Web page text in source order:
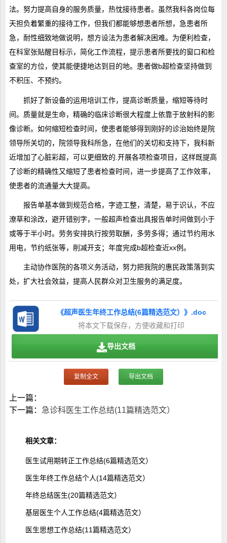
法。努力提高自身的服务质量，热忱接待患者。虽然我科各岗位每
天担负着繁重的接待工作，但我们都能够想患者所想，急患者所
急，耐性细致地做说明，想方设法为患者解决困难。为便利检查，
在科室张贴醒目标示，简化工作流程，提示患者所要找的窗口和检
查室的方位，使其能便捷地达到目的地。患者做b超检查坚持做到
不积压、不预约。
抓好了新设备的运用培训工作，提高诊断质量，缩短等待时
间。质量就是生命，精确的临床诊断很大程度上依靠于放射科的影
像诊断。如何缩短检查时间，使患者能够得到刚好的诊治始终是院
领导所关切的，院领导我科所急，在他们的关切和支持下，我科新
近增加了心脏彩超，可以更细致的.开展各项检查项目，这样既提高
了诊断的精确性又缩短了患者检查时间，进一步提高了工作效率，
使患者的流通量大大提高。
报告单基本做到规范合格，字迹工整，清楚，易于识认，不应
潦草和涂改，避开错别字，一般超声检查出具报告单时间做到小于
或等于半小时。劳务安排执行按劳取酬，多劳多得；通过节约用水
用电，节约纸张等，削减开支；年度完成b超检查近xx例。
主动协作医院的各项义务活动，努力把我院的惠民政策落到实
处，扩大社会效益，提高人民群众对卫生服务的满足度。
《超声医生年终工作总结(6篇精选范文）》.doc
将本文下载保存，方便收藏和打印
导出文档
复制全文 导出文档
上一篇：
下一篇： 急诊科医生工作总结(11篇精选范文）
相关文章：
医生试用期转正工作总结(6篇精选范文）
医生年终工作总结个人(14篇精选范文）
年终总结医生(20篇精选范文）
基层医生个人工作总结(4篇精选范文）
医生思想工作总结(11篇精选范文）